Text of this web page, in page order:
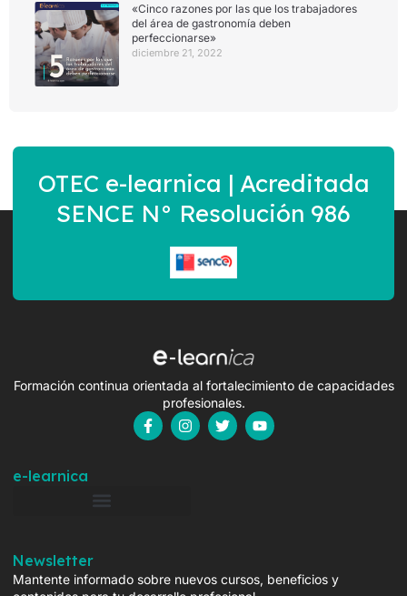
«Cinco razones por las que los trabajadores
del área de gastronomía deben
perfeccionarse»
diciembre 21, 2022
OTEC e-learnica | Acreditada
SENCE N° Resolución 986
Formación continua orientada al fortalecimiento de capacidades
profesionales.
e-learnica
Newsletter
Mantente informado sobre nuevos cursos, beneficios y